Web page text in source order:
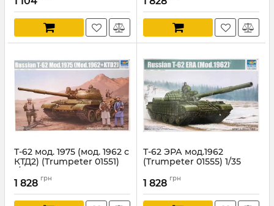
Т-62 мод. 1975 (мод. 1962 с
КТД2) (Trumpeter 01551)
1/35
Артикул: TR01551
1 828 грн
Т-62 ЭРА мод.1962
(Trumpeter 01555) 1/35
1 828 грн